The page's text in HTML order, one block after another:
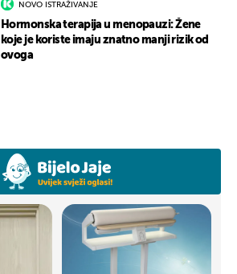
NOVO ISTRAŽIVANJE
Hormonska terapija u menopauzi: Žene
koje je koriste imaju znatno manji rizik od
ovoga